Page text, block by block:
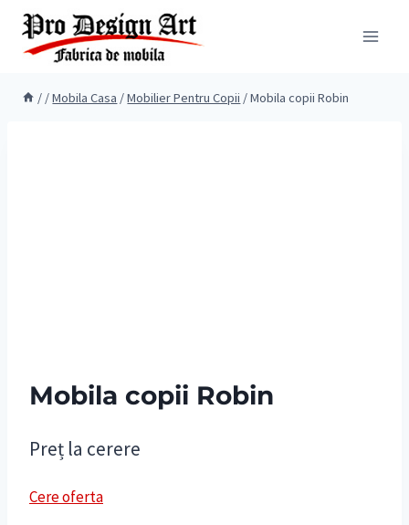
Skip
content
/ /Mobila Casa /Mobilier Pentru Copii /Mobila copii Robin
Mobila copii Robin
Preț la cerere
Cere oferta